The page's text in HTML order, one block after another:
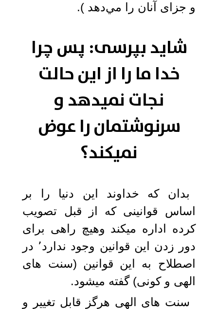
و جزای آنان را مي‌دهد ).
شاید بپرسی: پس چرا
خدا ما را از این حالت
نجات نمیدهد و
سرنوشتمان را عوض
نمیکند؟
بدان که خداوند این دنیا را بر
اساس قوانینی که از قبل تصویب
کرده اداره میکند وهیچ راهی برای
دور زدن این قوانین وجود ندارد٬ در
اصطلاح به این قوانین (سنت های
الهی و کونی) گفته میشود.
سنت های الهی هرگز قابل تغییر و